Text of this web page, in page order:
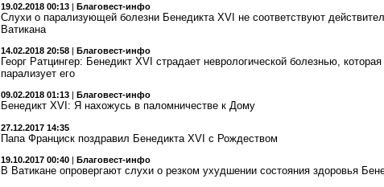
19.02.2018 00:13 | Благовест-инфо
Слухи о парализующей болезни Бенедикта XVI не соответствуют
Ватикана
14.02.2018 20:58 | Благовест-инфо
Георг Ратцингер: Бенедикт XVI страдает неврологической болезнью,
парализует его
09.02.2018 01:13 Благовест-инфо
Бенедикт XVI: Я нахожусь в паломничестве к Дому
27.12.2017 14:35
Папа Франциск поздравил Бенедикта XVI с Рождеством
19.10.2017 00:40 | Благовест-инфо
В Ватикане опровергают слухи о резком ухудшении состояния здоровья